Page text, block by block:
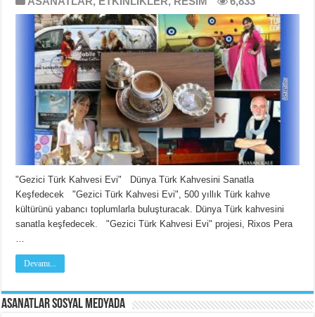
"Gezici Türk Kahvesi Evi" Dünya Türk Kahvesini Sanatla
Keşfedecek "Gezici Türk Kahvesi Evi", 500 yıllık Türk kahve
kültürünü yabancı toplumlarla buluşturacak. Dünya Türk kahvesini
sanatla keşfedecek. "Gezici Türk Kahvesi Evi" projesi, Rixos Pera
Devamı...
Asanatlar Sosyal Medyada